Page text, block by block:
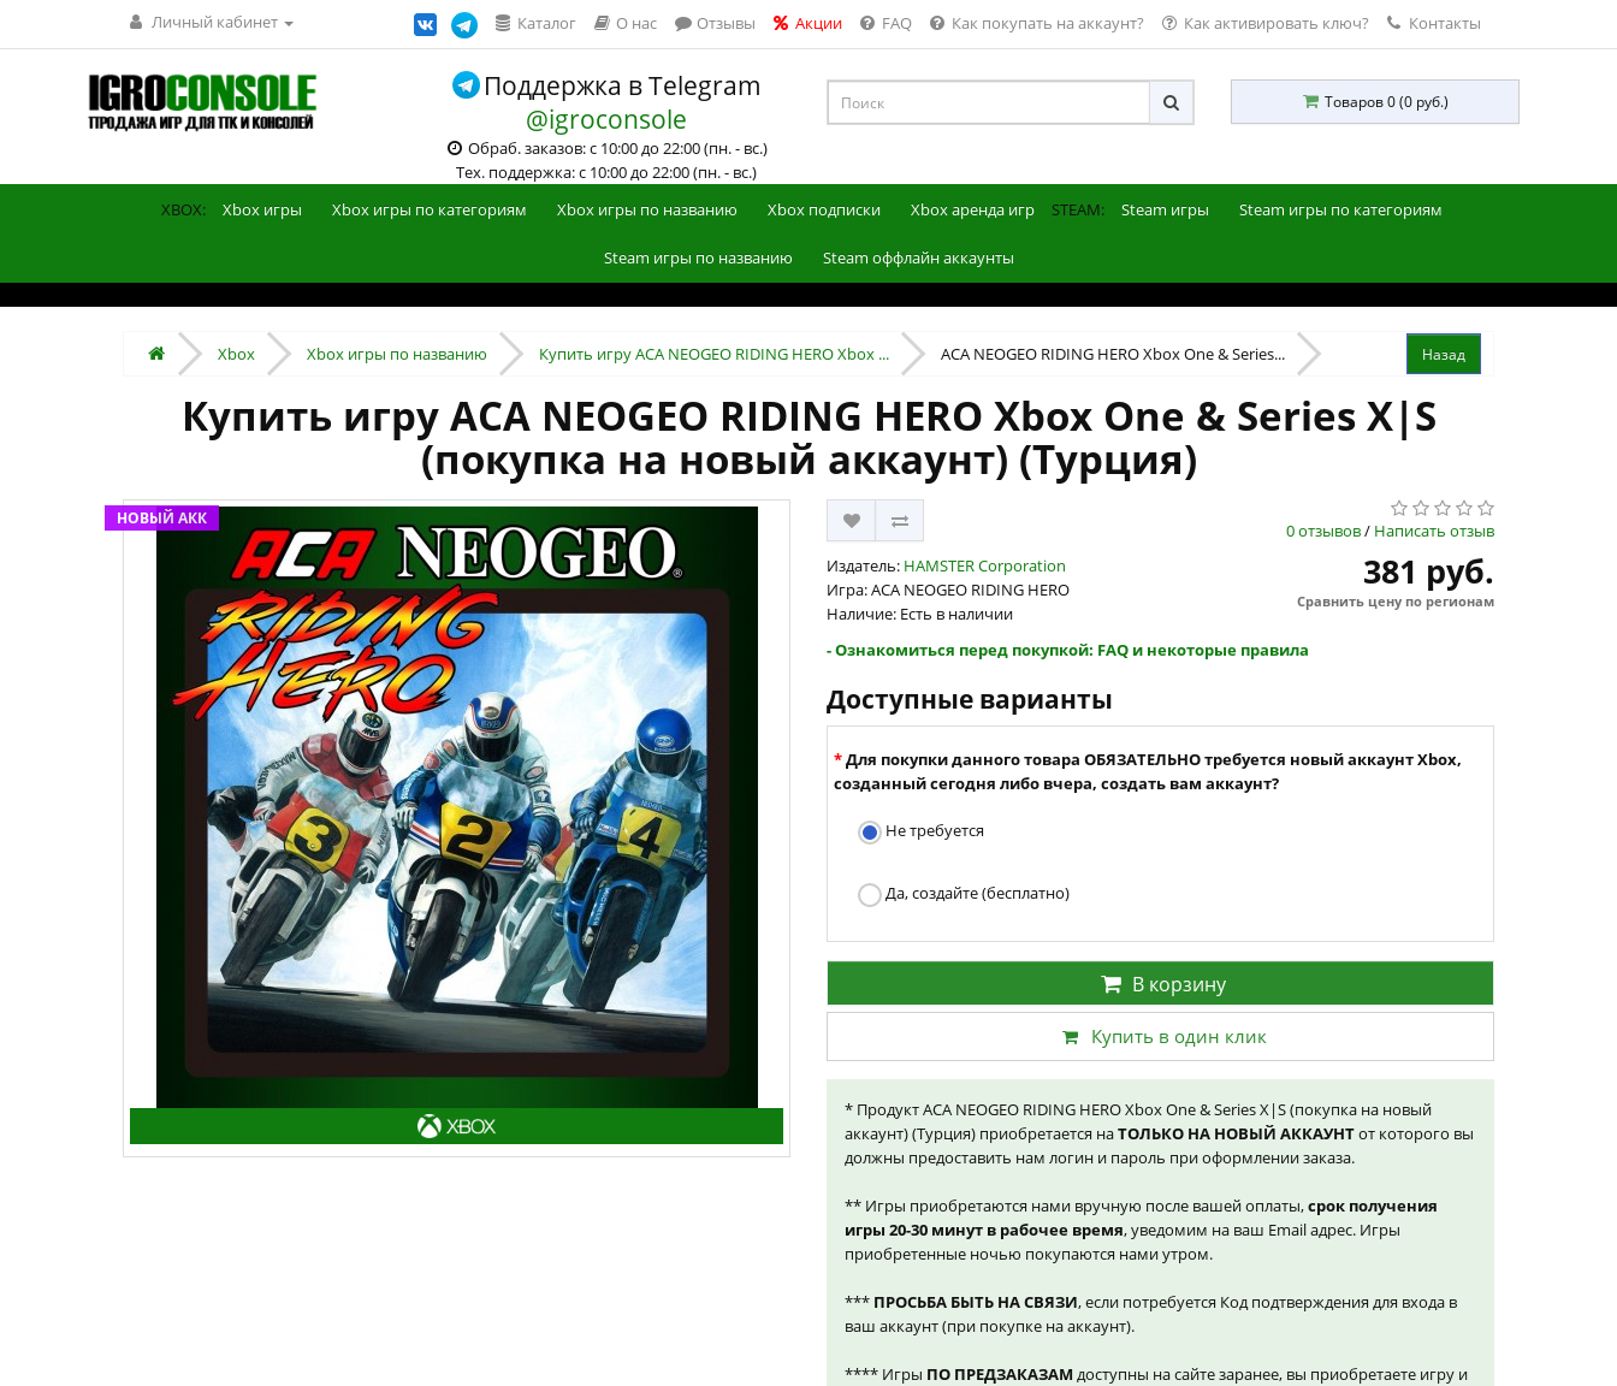
Личный кабинет Каталог О нас Отзывы Акции FAQ Как покупать на аккаунт? Как активировать ключ? Контакты
Поддержка в Telegram
@igroconsole
Обраб. заказов: с 10:00 до 22:00 (пн. - вс.)
Тех. поддержка: с 10:00 до 22:00 (пн. - вс.)
Товаров 0 (0 руб.)
XBOX: Xbox игры Xbox игры по категориям Xbox игры по названию Xbox подписки Xbox аренда игр STEAM: Steam игры Steam игры по категориям
Steam игры по названию Steam оффлайн аккаунты
Xbox Xbox игры по названию Купить игру ACA NEOGEO RIDING HERO Xbox ... ACA NEOGEO RIDING HERO Xbox One & Series...
Купить игру ACA NEOGEO RIDING HERO Xbox One & Series X|S
(покупка на новый аккаунт) (Турция)
НОВЫЙ АКК
0 отзывов/ Написать отзыв
Издатель: HAMSTER Corporation
Игра: ACA NEOGEO RIDING HERO
Наличие: Есть в наличии
381 руб.
Сравнить цену по регионам
- Ознакомиться перед покупкой: FAQ и некоторые правила
Доступные варианты
Для покупки данного товара ОБЯЗАТЕЛЬНО требуется новый аккаунт Xbox,
созданный сегодня либо вчера, создать вам аккаунт?
Не требуется
Да, создайте (бесплатно)
В корзину
Купить в один клик
* Продукт ACA NEOGEO RIDING HERO Xbox One & Series X|S (покупка на новый
аккаунт) (Турция) приобретается наТОЛЬКО НА НОВЫЙ АККАУНТот которого вы
должны предоставить нам логин и пароль при оформлении заказа.
** Игры приобретаются нами вручную после вашей оплаты,срок получения
игры 20-30 минут в рабочее время, уведомим на ваш Email адрес. Игры
приобретенные ночью покупаются нами утром.
*** ПРОСЬБА БЫТЬ НА СВЯЗИ, если потребуется Код подтверждения для входа в
ваш аккаунт (при покупке на аккаунт).
**** Игры ПО ПРЕДЗАКАЗАМ доступны на сайте заранее, вы приобретаете игру и